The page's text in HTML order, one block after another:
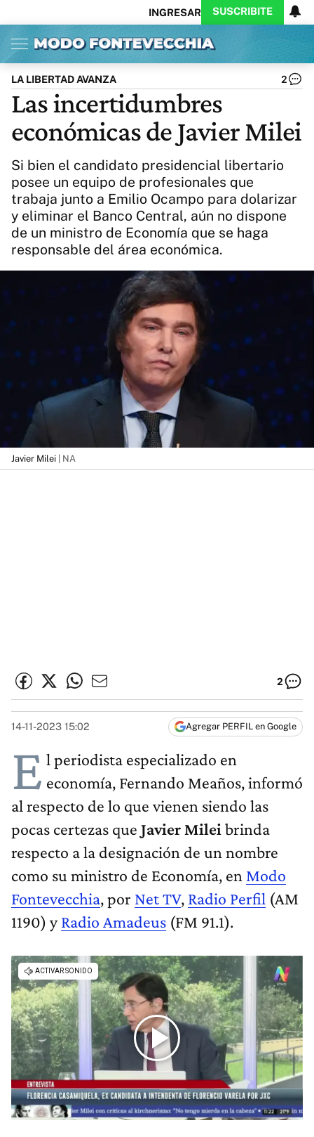
INGRESAR SUSCRIBITE
Inicio Ahora
Opinión
Política
Ciencia
Protagonistas
Cultura
Arte
Educación
Deportes
CARAS
Exitoina
Turismo
Videos
Córdoba
Reperfilar
Business
Noticias
Caras
Exitoina
Gaming
Vivo
Diario del Juicio
Actualidad
LA LIBERTAD AVANZA 2
Las incertidumbres
económicas de Javier Milei
Si bien el candidato presidencial libertario
posee un equipo de profesionales que
trabaja junto a Emilio Ocampo para dolarizar
y eliminar el Banco Central, aún no dispone
de un ministro de Economía que se haga
responsable del área económica.
Javier Milei | NA
2
14-11-2023 15:02 Agregar PERFIL en Google
E l periodista especializado en
economía, Fernando Meaños, informó
al respecto de lo que vienen siendo las
pocas certezas que Javier Milei brinda
respecto a la designación de un nombre
como su ministro de Economía, en Modo
Fontevecchia, por Net TV, Radio Perfil (AM
1190) yRadio Amadeus (FM 91.1).